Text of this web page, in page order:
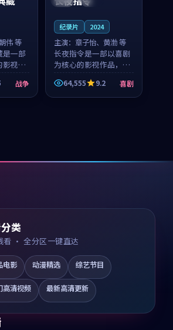
伟 等
一部
影视作
反转与
整体节
荐观
战争
纪录片 2024
主演： 章子怡、黄渤 等
长夜指令是一部以喜剧
为核心的影视作品，围
绕危机、反转与人物成
长展开，整体节奏紧
凑，值得推荐观看。
64,555 9.2 喜剧
类
看 · 全分区一键直达
电影 动漫精选 综艺节目
高清视频 最新高清更新